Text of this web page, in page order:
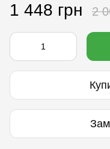
1 448 грн 2